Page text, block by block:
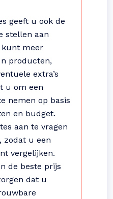
geeft u ook de
stellen aan
kunt meer
producten,
extra’s
u om een
nemen op basis
en budget.
aan te vragen
zodat u een
vergelijken.
de beste prijs
dat u